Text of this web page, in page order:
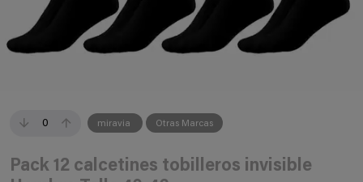
0 miravia Otras Marcas
Pack 12 calcetines tobilleros invisible